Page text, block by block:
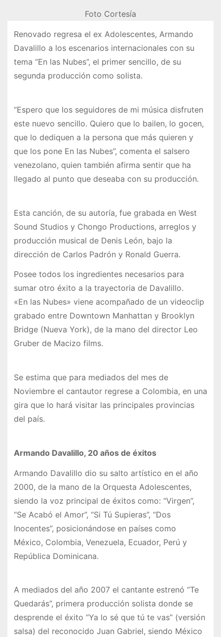
Foto Cortesía
Renovado regresa el ex Adolescentes, Armando
Davalillo a los escenarios internacionales con su
tema “En las Nubes”, el primer sencillo, de su
segunda producción como solista.
“Espero que los seguidores de mi música disfruten
este nuevo sencillo. Quiero que lo bailen, lo gocen,
que lo dediquen a la persona que más quieren y
que los pone En las Nubes”, comenta el salsero
venezolano, quien también afirma sentir que ha
llegado al punto que deseaba con su producción.
Esta canción, de su autoría, fue grabada en West
Sound Studios y Chongo Productions, arreglos y
producción musical de Denis León, bajo la
dirección de Carlos Padrón y Ronald Guerra.
Posee todos los ingredientes necesarios para
sumar otro éxito a la trayectoria de Davalillo.
«En las Nubes» viene acompañado de un videoclip
grabado entre Downtown Manhattan y Brooklyn
Bridge (Nueva York), de la mano del director Leo
Gruber de Macizo films.
Se estima que para mediados del mes de
Noviembre el cantautor regrese a Colombia, en una
gira que lo hará visitar las principales provincias
del país.
Armando Davalillo, 20 años de éxitos
Armando Davalillo dio su salto artístico en el año
2000, de la mano de la Orquesta Adolescentes,
siendo la voz principal de éxitos como: “Virgen”,
“Se Acabó el Amor”, “Si Tú Supieras”, “Dos
Inocentes”, posicionándose en países como
México, Colombia, Venezuela, Ecuador, Perú y
República Dominicana.
A mediados del año 2007 el cantante estrenó “Te
Quedarás”, primera producción solista donde se
desprende el éxito “Ya lo sé que tú te vas” (versión
salsa) del reconocido Juan Gabriel, siendo México